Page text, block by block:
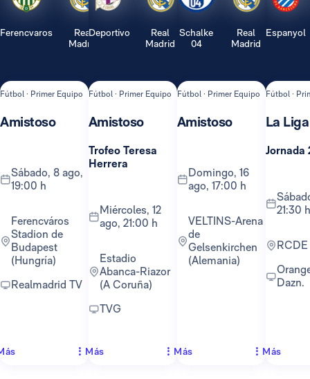
Ferencvaros
Real
Madrid
Fútbol · Primer Equipo
Amistoso
sábado, 8 ago,
19:00 h
Ferencváros
Stadion de
Budapest
(Hungría)
Realmadrid TV
Deportivo
Real
Madrid
Fútbol · Primer Equipo
Amistoso
Trofeo Teresa
Herrera
miércoles, 12
ago, 21:00 h
Estadio
Abanca-Riazor
(A Coruña)
TVG
Más
Schalke
04
Real
Madrid
Fútbol · Primer Equipo
Amistoso
domingo, 16
ago, 17:00 h
VELTINS-Arena
de
Gelsenkirchen
(Alemania)
Más
Espanyol
Fútbol ·
La Liga
Jornada
sábado, 22 ago,
21:30 h
Orange TV y
Dazn.
Más